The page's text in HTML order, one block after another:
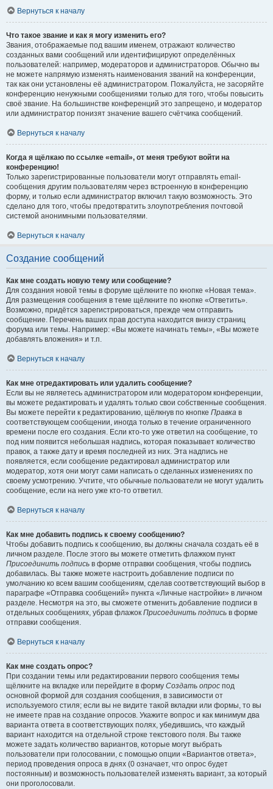
Вернуться к началу
Что такое звание и как я могу изменить его?
Звания, отображаемые под вашим именем, отражают количество
созданных вами сообщений или идентифицируют определённых
пользователей: например, модераторов и администраторов. Обычно вы
не можете напрямую изменять наименования званий на конференции,
так как они установлены её администратором. Пожалуйста, не засоряйте
конференцию ненужными сообщениями только для того, чтобы повысить
своё звание. На большинстве конференций это запрещено, и модератор
или администратор понизят значение вашего счётчика сообщений.
Вернуться к началу
Когда я щёлкаю по ссылке «email», от меня требуют войти на
конференцию!
Только зарегистрированные пользователи могут отправлять email-
сообщения другим пользователям через встроенную в конференцию
форму, и только если администратор включил такую возможность. Это
сделано для того, чтобы предотвратить злоупотребления почтовой
системой анонимными пользователями.
Вернуться к началу
Создание сообщений
Как мне создать новую тему или сообщение?
Для создания новой темы в форуме щёлкните по кнопке «Новая тема».
Для размещения сообщения в теме щёлкните по кнопке «Ответить».
Возможно, придётся зарегистрироваться, прежде чем отправить
сообщение. Перечень ваших прав доступа находится внизу страниц
форума или темы. Например: «Вы можете начинать темы», «Вы можете
добавлять вложения» и т.п.
Вернуться к началу
Как мне отредактировать или удалить сообщение?
Если вы не являетесь администратором или модератором конференции,
вы можете редактировать и удалять только свои собственные сообщения.
Вы можете перейти к редактированию, щёлкнув по кнопке Правка в
соответствующем сообщении, иногда только в течение ограниченного
времени после его создания. Если кто-то уже ответил на сообщение, то
под ним появится небольшая надпись, которая показывает количество
правок, а также дату и время последней из них. Эта надпись не
появляется, если сообщение редактировал администратор или
модератор, хотя они могут сами написать о сделанных изменениях по
своему усмотрению. Учтите, что обычные пользователи не могут удалить
сообщение, если на него уже кто-то ответил.
Вернуться к началу
Как мне добавить подпись к своему сообщению?
Чтобы добавить подпись к сообщению, вы должны сначала создать её в
личном разделе. После этого вы можете отметить флажком пункт
Присоединить подпись в форме отправки сообщения, чтобы подпись
добавилась. Вы также можете настроить добавление подписи по
умолчанию ко всем вашим сообщениям, сделав соответствующий выбор в
параграфе «Отправка сообщений» пункта «Личные настройки» в личном
разделе. Несмотря на это, вы сможете отменить добавление подписи в
отдельных сообщениях, убрав флажок Присоединить подпись в форме
отправки сообщения.
Вернуться к началу
Как мне создать опрос?
При создании темы или редактировании первого сообщения темы
щёлкните на вкладке или перейдите в форму Создать опрос под
основной формой для создания сообщения, в зависимости от
используемого стиля; если вы не видите такой вкладки или формы, то вы
не имеете прав на создание опросов. Укажите вопрос и как минимум два
варианта ответа в соответствующих полях, убедившись, что каждый
вариант находится на отдельной строке текстового поля. Вы также
можете задать количество вариантов, которые могут выбрать
пользователи при голосовании, с помощью опции «Вариантов ответа»,
период проведения опроса в днях (0 означает, что опрос будет
постоянным) и возможность пользователей изменять вариант, за который
они проголосовали.